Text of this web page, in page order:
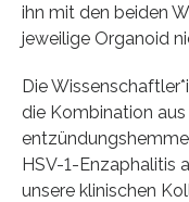
ihn mit den beiden
jeweilige Organoid
Die
die Kombination
HSV-1-Enzaphalitis
unsere klinischen